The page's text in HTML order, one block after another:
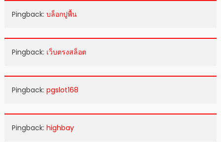
Pingback: บล็อกปูพื้น
Pingback: เว็บตรงสล็อต
Pingback: pgslot168
Pingback: highbay